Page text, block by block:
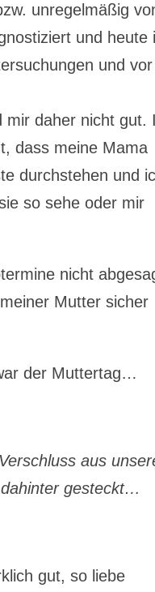
unregelmäßig
und heute
und vor
mir daher nicht gut.
dass meine Mama
durchstehen und
so sehe oder mir
nicht
Mutter sicher
der Muttertag…
aus
gesteckt…
gut, so liebe